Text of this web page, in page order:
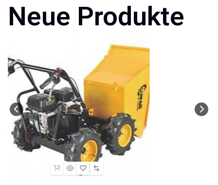
Neue Produkte